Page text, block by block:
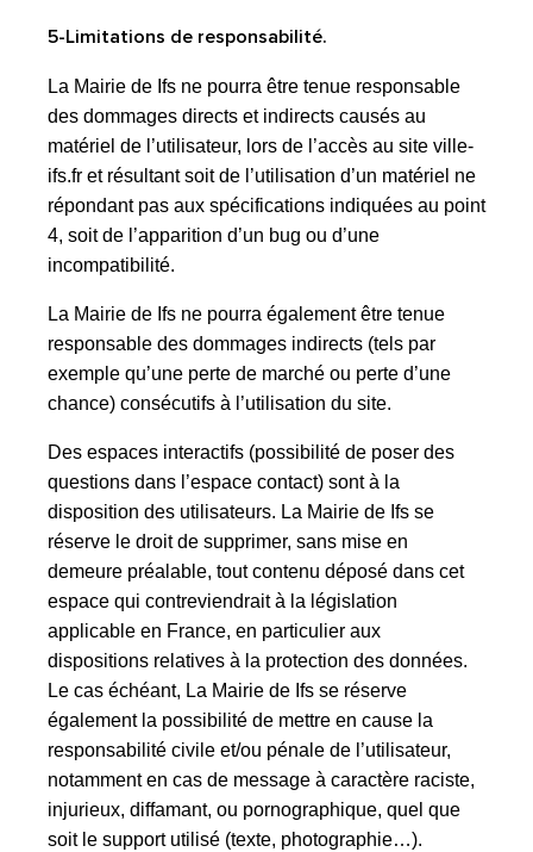
5-Limitations de responsabilité.
La Mairie de Ifs ne pourra être tenue responsable
des dommages directs et indirects causés au
matériel de l’utilisateur, lors de l’accès au site ville-
ifs.fr et résultant soit de l’utilisation d’un matériel ne
répondant pas aux spécifications indiquées au point
4, soit de l’apparition d’un bug ou d’une
incompatibilité.
La Mairie de Ifs ne pourra également être tenue
responsable des dommages indirects (tels par
exemple qu’une perte de marché ou perte d’une
chance) consécutifs à l’utilisation du site.
Des espaces interactifs (possibilité de poser des
questions dans l’espace contact) sont à la
disposition des utilisateurs. La Mairie de Ifs se
réserve le droit de supprimer, sans mise en
demeure préalable, tout contenu déposé dans cet
espace qui contreviendrait à la législation
applicable en France, en particulier aux
dispositions relatives à la protection des données.
Le cas échéant, La Mairie de Ifs se réserve
également la possibilité de mettre en cause la
responsabilité civile et/ou pénale de l’utilisateur,
notamment en cas de message à caractère raciste,
injurieux, diffamant, ou pornographique, quel que
soit le support utilisé (texte, photographie…).